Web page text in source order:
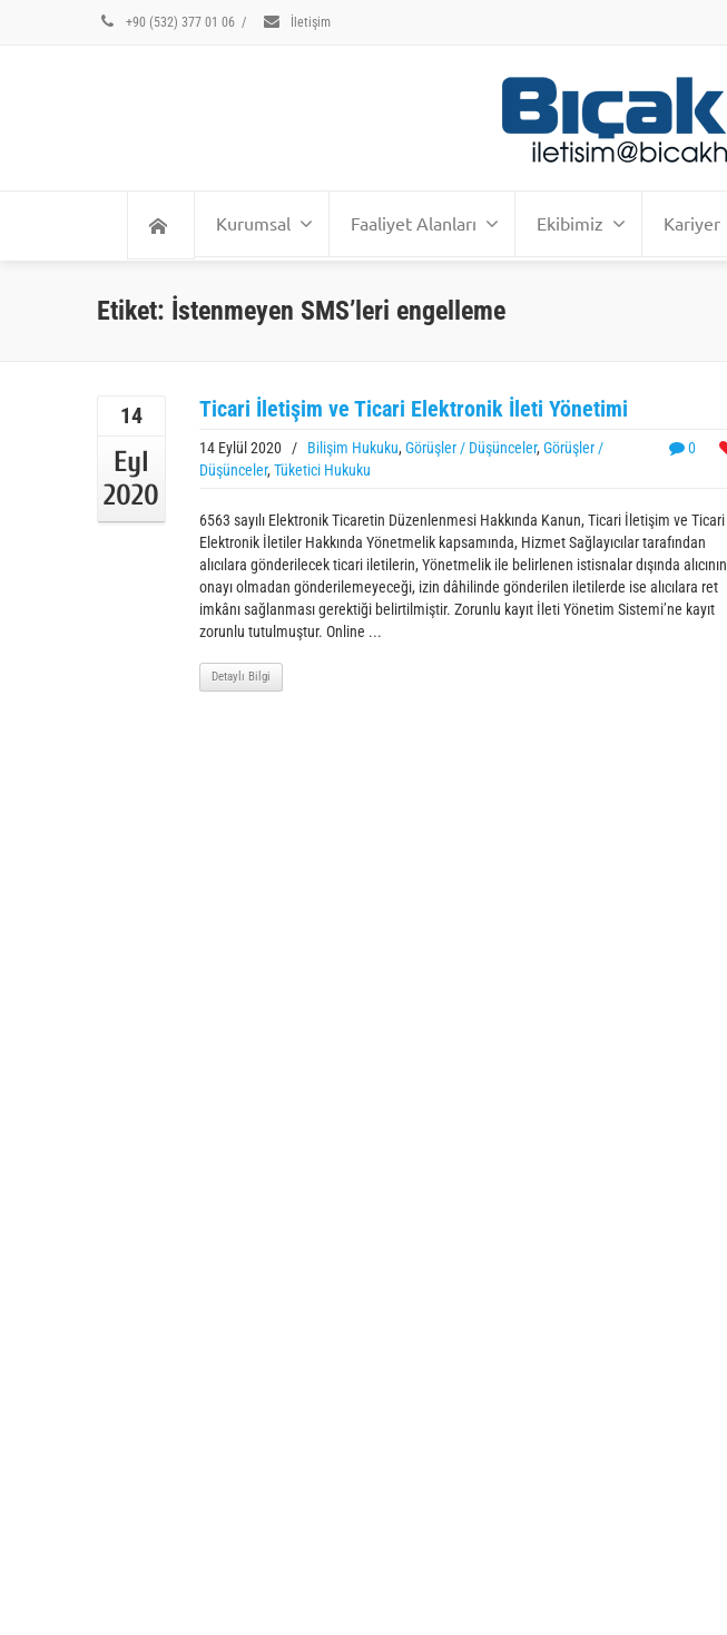
+90 (532) 377 01 06 / İletişim
Kurumsal Faaliyet Alanları Ekibimiz Kariyer
Etiket: İstenmeyen SMS’leri engelleme
14
Eyl
2020
Ticari İletişim ve Ticari Elektronik İleti Yönetimi
0
14 Eylül 2020 / Bilişim Hukuku, Görüşler / Düşünceler, Görüşler /
Düşünceler, Tüketici Hukuku
6563 sayılı Elektronik Ticaretin Düzenlenmesi Hakkında Kanun, Ticari İletişim ve Ticari
Elektronik İletiler Hakkında Yönetmelik kapsamında, Hizmet Sağlayıcılar tarafından
alıcılara gönderilecek ticari iletilerin, Yönetmelik ile belirlenen istisnalar dışında alıcının
onayı olmadan gönderilemeyeceği, izin dâhilinde gönderilen iletilerde ise alıcılara ret
imkânı sağlanması gerektiği belirtilmiştir. Zorunlu kayıt İleti Yönetim Sistemi’ne kayıt
zorunlu tutulmuştur. Online ...
Detaylı Bilgi